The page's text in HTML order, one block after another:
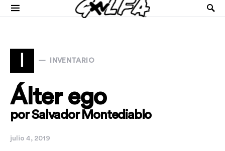
I INVENTARIO
Álter ego
por Salvador Montediablo
julio 4, 2019